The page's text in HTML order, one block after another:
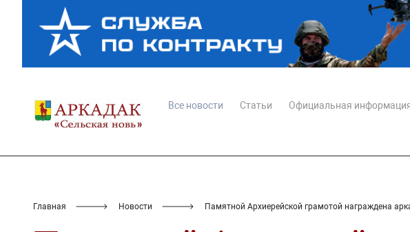
Все новости Статьи Официальная
Главная Новости Памятной Архиерейской грамотой награждена